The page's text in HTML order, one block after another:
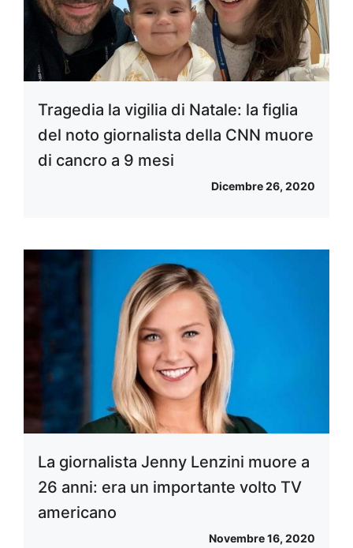
Tragedia la vigilia di Natale: la figlia
del noto giornalista della CNN muore
di cancro a 9 mesi
Dicembre 26, 2020
La giornalista Jenny Lenzini muore a
26 anni: era un importante volto TV
americano
Novembre 16, 2020